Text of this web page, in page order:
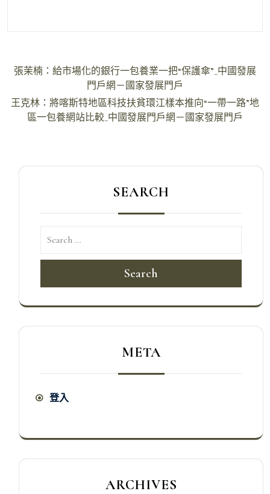
文
導
張茉楠：給市場化的銀行一包養業一把“保護傘”_中國發展
門戶網－國家發展門戶
王克林：將喀斯特地區科技扶貧環江樣本推向“一帶一路”地
區一包養網站比較_中國發展門戶網－國家發展門戶
SEARCH
Search
META
登入
ARCHIVES